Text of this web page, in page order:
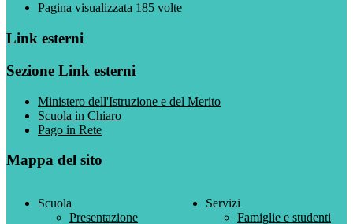
Pagina visualizzata 185 volte
Link esterni
Sezione Link esterni
Ministero dell'Istruzione e del Merito
Scuola in Chiaro
Pago in Rete
Mappa del sito
Scuola
Presentazione
Servizi
Famiglie e studenti